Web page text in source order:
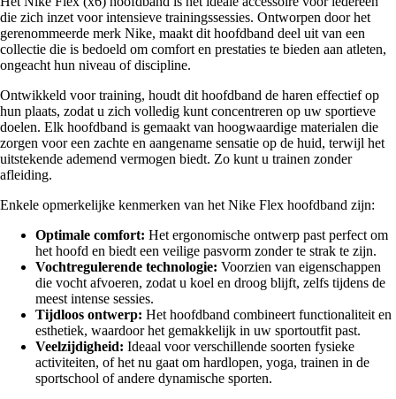
die zich inzet voor intensieve trainingssessies. Ontworpen door het
gerenommeerde merk Nike, maakt dit hoofdband deel uit van een
collectie die is bedoeld om comfort en prestaties te bieden aan atleten,
ongeacht hun niveau of discipline.
Ontwikkeld voor training, houdt dit hoofdband de haren effectief op
hun plaats, zodat u zich volledig kunt concentreren op uw sportieve
doelen. Elk hoofdband is gemaakt van hoogwaardige materialen die
zorgen voor een zachte en aangename sensatie op de huid, terwijl het
uitstekende ademend vermogen biedt. Zo kunt u trainen zonder
afleiding.
Enkele opmerkelijke kenmerken van het Nike Flex hoofdband zijn:
Optimale comfort: Het ergonomische ontwerp past perfect om
het hoofd en biedt een veilige pasvorm zonder te strak te zijn.
Vochtregulerende technologie: Voorzien van eigenschappen
die vocht afvoeren, zodat u koel en droog blijft, zelfs tijdens de
meest intense sessies.
Tijdloos ontwerp: Het hoofdband combineert functionaliteit en
esthetiek, waardoor het gemakkelijk in uw sportoutfit past.
Veelzijdigheid: Ideaal voor verschillende soorten fysieke
activiteiten, of het nu gaat om hardlopen, yoga, trainen in de
sportschool of andere dynamische sporten.